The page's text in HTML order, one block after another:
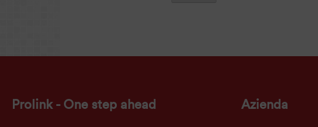
Prolink - One step ahead Azienda